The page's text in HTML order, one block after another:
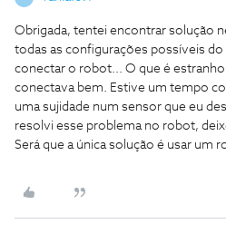
Obrigada, tentei encontrar solução
todas as configurações possíveis
conectar o robot... O que é estranho
conectava bem. Estive um tempo
uma sujidade num sensor que eu
resolvi esse problema no robot,
Será que a única solução é usar um